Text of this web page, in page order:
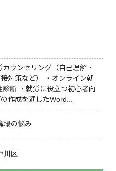
ウンセリング（自己理解・
対策など） ・オンライン就
断 ・就労に役立つ初心者向
作成を通したWord...
場の悩み
川区